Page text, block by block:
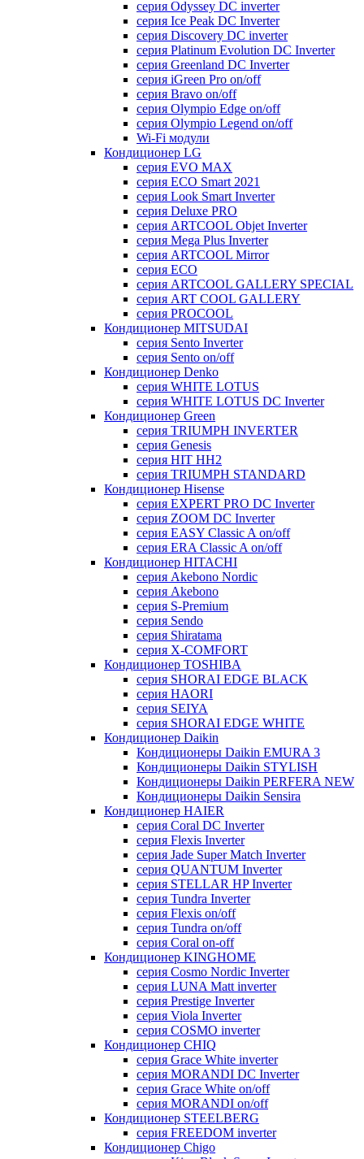
серия Odyssey DC inverter
серия Ice Peak DС Inverter
cерия Discovery DC inverter
серия Platinum Evolution DC Inverter
серия Greenland DC Inverter
серия iGreen Pro on/off
серия Bravo on/off
серия Olympio Edge on/off
серия Olympio Legend on/off
Wi-Fi модули
Кондиционер LG
серия EVO MAX
серия ECO Smart 2021
серия Look Smart Inverter
серия Deluxe PRO
серия ARTCOOL Objet Inverter
серия Mega Plus Inverter
серия ARTCOOL Mirror
серия ECO
серия ARTCOOL GALLERY SPECIAL
серия ART COOL GALLERY
серия PROCOOL
Кондиционер MITSUDAI
серия Sento Inverter
серия Sento on/off
Кондиционер Denko
серия WHITE LOTUS
серия WHITE LOTUS DC Inverter
Кондиционер Green
серия TRIUMPH INVERTER
серия Genesis
серия HIT HH2
серия TRIUMPH STANDARD
Кондиционер Hisense
серия EXPERT PRO DC Inverter
серия ZOOM DC Inverter
серия EASY Classic A on/off
серия ERA Classic A on/off
Кондиционер HITACHI
cерия Akebono Nordic
серия Akebono
серия S-Premium
серия Sendo
серия Shiratama
серия X-COMFORT
Кондиционер TOSHIBA
серия SHORAI EDGE BLACK
серия HAORI
серия SEIYA
серия SHORAI EDGE WHITE
Кондиционер Daikin
Кондиционеры Daikin EMURA 3
Кондиционеры Daikin STYLISH
Кондиционеры Daikin PERFERA NEW
Кондиционеры Daikin Sensira
Кондиционер HAIER
серия Coral DC Inverter
серия Flexis Inverter
серия Jade Super Match Inverter
серия QUANTUM Inverter
серия STELLAR HP Inverter
серия Tundra Inverter
серия Flexis on/off
серия Tundra on/off
серия Coral on-off
Кондиционер KINGHOME
серия Cosmo Nordic Inverter
серия LUNA Matt inverter
серия Prestige Inverter
серия Viola Inverter
серия COSMO inverter
Кондиционер CHIQ
серия Grace White inverter
серия MORANDI DC Inverter
серия Grace White on/off
серия MORANDI on/off
Кондиционер STEELBERG
серия FREEDOM inverter
Кондиционер Chigo